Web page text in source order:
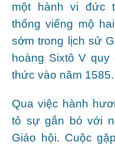
một hành vi đức
thống viếng mộ
sớm trong lịch sử
hoàng Sixtô V
thức vào năm 1585.
Qua việc hành
tỏ sự gắn bó với
Giáo hội. Cuộc